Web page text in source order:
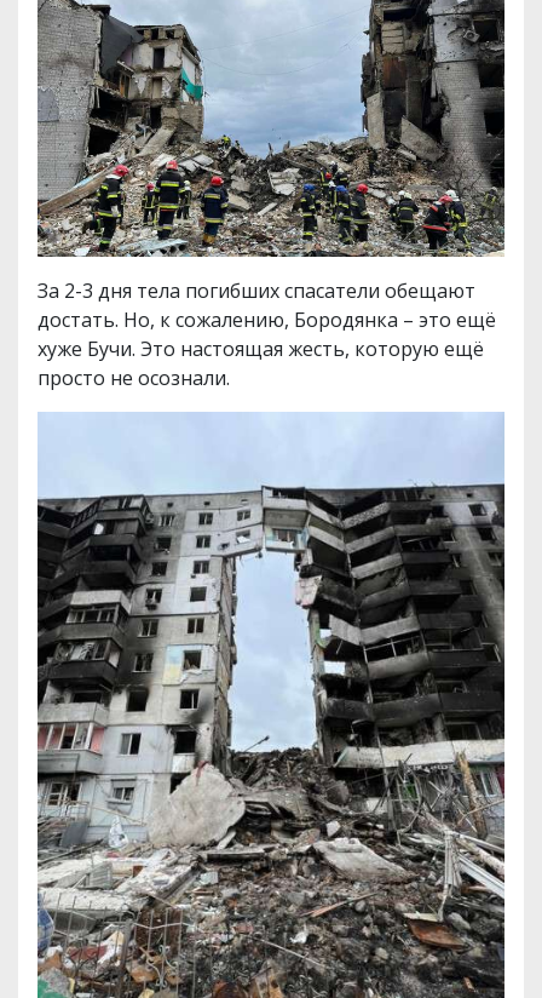
За 2-3 дня тела погибших спасатели обещают
достать. Но, к сожалению, Бородянка – это ещё
хуже Бучи. Это настоящая жесть, которую ещё
просто не осознали.